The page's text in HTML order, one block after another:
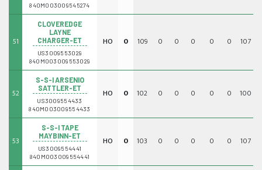
840M003009545274
51
CLOVEREDGE
LAYNE
CHARGER-ET
US3009553029
840M003009553029
HO 0 109 0 0 0 0 0 107
52
S-S-I ARSENIO
SATTLER-ET
US3009554433
840M003009554433
HO 0 102 0 0 0 0 0 100
53
S-S-I TAPE
MAYBINN-ET
US3009554441
840M003009554441
HO 0 103 0 0 0 0 0 107